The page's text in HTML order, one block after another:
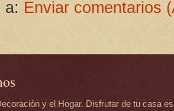
a: Enviar comentarios
y el Hogar. Disfrutar de tu casa